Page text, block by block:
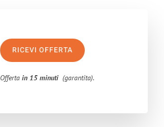
RICEVI OFFERTA
Offertain 15 minuti (garantita).